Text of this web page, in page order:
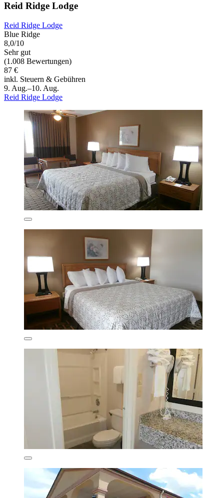
Reid Ridge Lodge
Reid Ridge Lodge
Blue Ridge
8,0/10
Sehr gut
(1.008 Bewertungen)
87 €
inkl. Steuern & Gebühren
9. Aug.–10. Aug.
Reid Ridge Lodge